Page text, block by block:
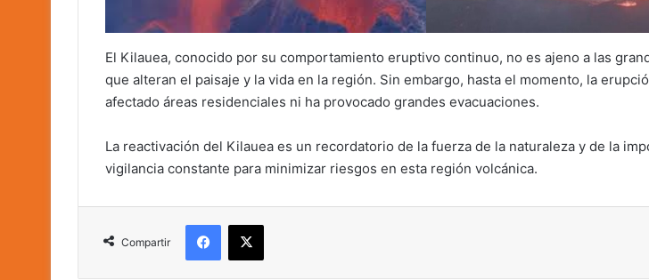
El Kilauea, conocido por su comportamiento eruptivo continuo, no es ajeno a las
que alteran el paisaje y la vida en la región. Sin embargo, hasta el momento, la
afectado áreas residenciales ni ha provocado grandes evacuaciones.
La reactivación del Kilauea es un recordatorio de la fuerza de la naturaleza y de la
vigilancia constante para minimizar riesgos en esta región volcánica.
Compartir
Facebook
X